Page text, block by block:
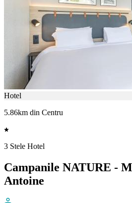
Hotel
5.86km din Centru
3 Stele Hotel
Campanile NATURE -
Antoine